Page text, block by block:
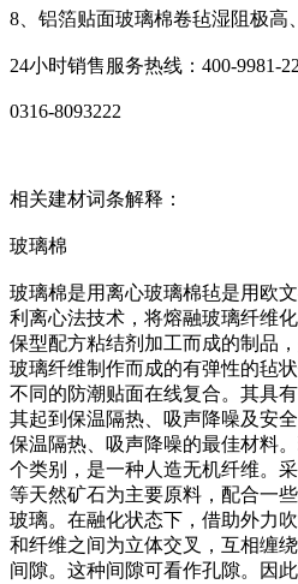
8、铝箔贴面玻璃棉卷毡湿阻极高
24小时销售服务热线：400-9981-
0316-8093222
相关建材词条解释：
玻璃棉
玻璃棉是用离心玻璃棉毡是用欧
利离心法技术，将熔融玻璃纤维
保型配方粘结剂加工而成的制品
玻璃纤维制作而成的有弹性的毡
不同的防潮贴面在线复合。其具
其起到保温隔热、吸声降噪及安
保温隔热、吸声降噪的最佳材料
个类别，是一种人造无机纤维。
等天然矿石为主要原料，配合一
玻璃。在融化状态下，借助外力
和纤维之间为立体交叉，互相缠
间隙。这种间隙可看作孔隙。因